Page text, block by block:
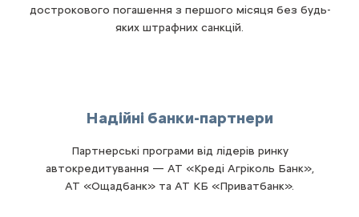
дострокового погашення з першого місяця без будь-
яких штрафних санкцій.
Надійні банки-партнери
Партнерські програми від лідерів ринку
автокредитування — АТ «Креді Агріколь Банк»,
АТ «Ощадбанк» та АТ КБ «Приватбанк».